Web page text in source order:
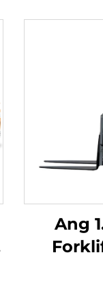
Ang